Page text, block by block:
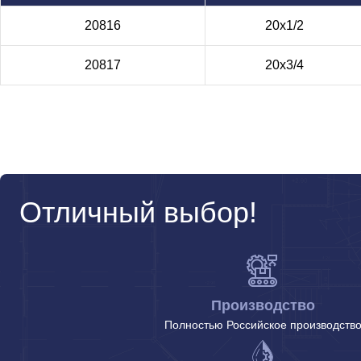
20816 20х1/2
20817 20х3/4
Отличный выбор!
Производство
Полностью Российское производство